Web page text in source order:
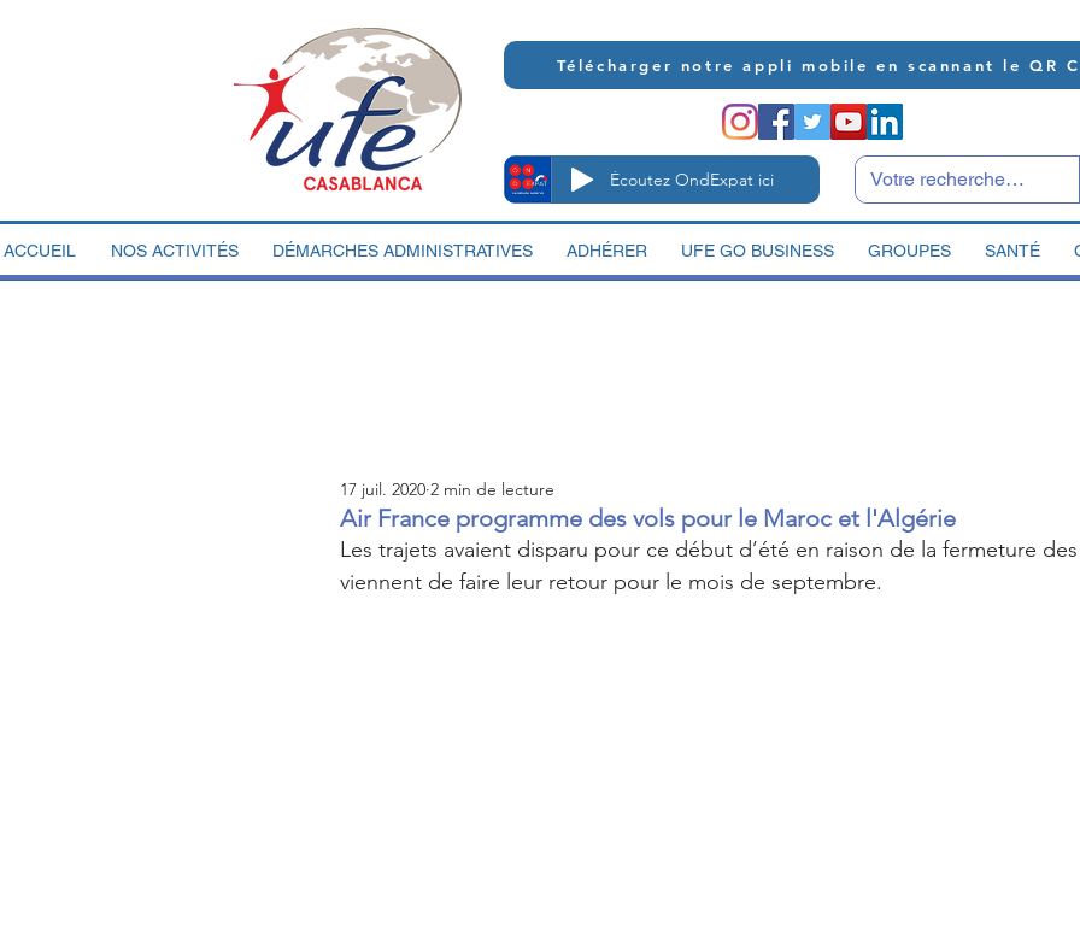
Télécharger notre appli mobile en scannant le QR
Écoutez OndExpat ici
ACCUEIL NOS ACTIVITÉS DÉMARCHES ADMINISTRATIVES ADHÉRER UFE GO BUSINESS GROUPES SANTÉ
Air France programme des vols pour le Maroc et l'Algérie
17 juil. 2020 2 min de lecture
Les trajets avaient disparu pour ce début d’été en raison de la fermeture
viennent de faire leur retour pour le mois de septembre.